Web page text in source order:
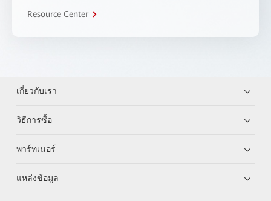
Resource Center
เกี่ยวกับเรา
วิธีการซื้อ
พาร์ทเนอร์
แหล่งข้อมูล